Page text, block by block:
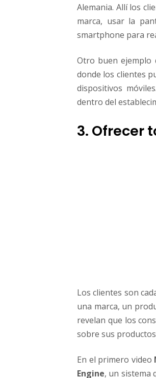
Alemania. Allí los
marca, usar la
smartphone para
Otro buen ejemplo
donde los clientes
dispositivos
dentro del
3. Ofrecer
Los clientes son
una marca, un
revelan que los
sobre sus
En el primero video
Engine, un sistema